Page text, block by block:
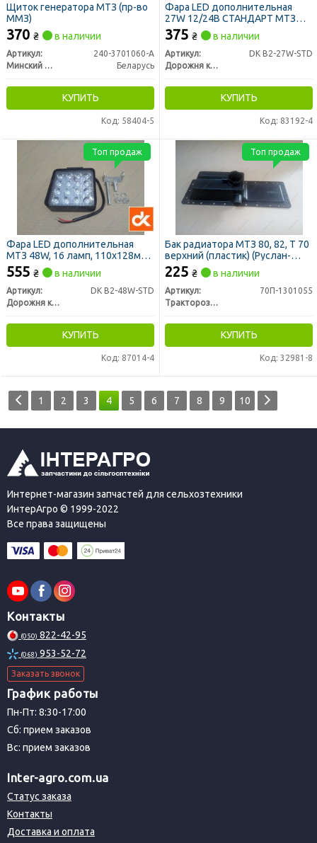
Щиток генератора МТЗ (пр-во
ММЗ)
370 ₴ в наличии
Артикул:
240-3701060-А
Минский Моторный Завод
Беларусь
КУПИТЬ
Код: 58404-5
Фара LED дополнительная
27W 12/24В СТАНДАРТ МТЗ
(ДК)
375 ₴ в наличии
Артикул:
DK B2-27W-STD
Дорожня карта
КУПИТЬ
Код: 83192-4
Фара LED дополнительная
МТЗ 48W, 16 ламп, 110х128мм,
прямоугольная СТАНДАРТ (ДК)
555 ₴ в наличии
Артикул:
DK B2-48W-STD
Дорожня карта
КУПИТЬ
Код: 87014-4
Топ продаж
Бак радиатора МТЗ 80, 82, Т 70
верхний (пластик) (Руслан-
Комплект)
225 ₴ в наличии
Артикул:
70П-1301055
Тракторозапчасть г. Ромны
КУПИТЬ
Код: 32981-8
Топ продаж
1 2 3 4 5 6 7 8 9 10
Интернет-магазин запчастей для сельхозтехники
ИнтерАгро © 1999-2022
Все права защищены
Контакты
(050) 822-42-95
(068) 953-52-72
Заказать звонок
График работы
Пн-Пт: 8:30-17:00
Сб: прием заказов
Вс: прием заказов
Inter-agro.com.ua
Статус заказа
Контакты
Доставка и оплата